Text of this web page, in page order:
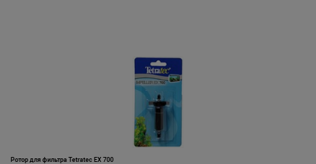
Ротор для фильтра Tetratec EX 700